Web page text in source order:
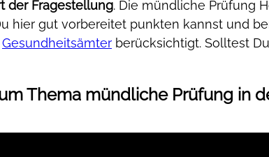
der Fragestellung. Die mündliche Prüfung
hier gut vorbereitet punkten kannst und
Gesundheitsämter berücksichtigt. Solltest
Thema mündliche Prüfung in